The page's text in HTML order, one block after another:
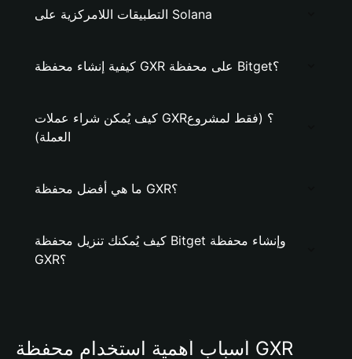
التطبيقات اللامركزية على Solana
كيفية إنشاء محفظة GXR على محفظة Bitget؟
كيف يُمكن شراء عملات GXR؟ (فقط لمشروع
العملة)
ما هي أفضل محفظة GXR؟
كيف يُمكنك تنزيل محفظة Bitget وإنشاء محفظة
GXR؟
أسباب أهمية استخدام محفظة GXR